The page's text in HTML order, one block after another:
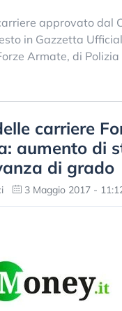
approvato dal
in Gazzetta
Armate, di
carriere
aumento di
di grado
3 Maggio 2017 -